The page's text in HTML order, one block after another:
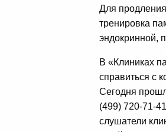
Для
тренировка
эндокринной,
В «Клиниках
справиться с
Сегодня
(499) 720-71-
слушатели